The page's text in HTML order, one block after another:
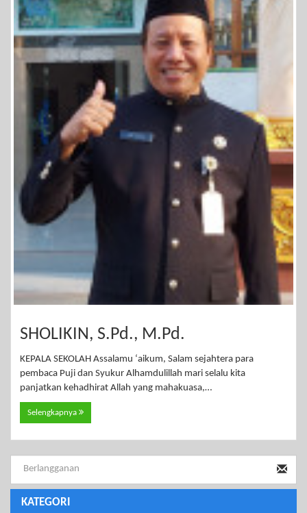
SHOLIKIN, S.Pd., M.Pd.
KEPALA SEKOLAH Assalamu ‘aikum, Salam sejahtera para
pembaca Puji dan Syukur Alhamdulillah mari selalu kita
panjatkan kehadhirat Allah yang mahakuasa,…
Selengkapnya
KATEGORI